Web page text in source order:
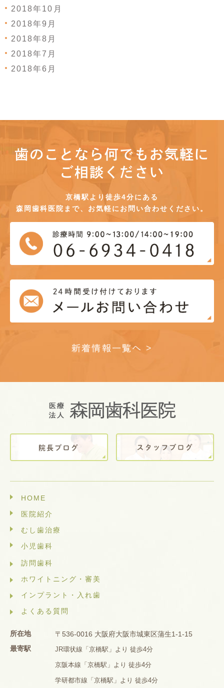
2018年10月
2018年9月
2018年8月
2018年7月
2018年6月
歯のことなら何でもお気軽に
ご相談ください
京橋駅より徒歩4分にある
森岡歯科医院まで、お気軽にお問い合わせください。
新着情報一覧へ >
HOME
医院紹介
むし歯治療
小児歯科
訪問歯科
ホワイトニング・審美
インプラント・入れ歯
よくある質問
所在地
〒536-0016 大阪府大阪市城東区蒲生1-1-15
最寄駅
JR環状線「京橋駅」より 徒歩4分
京阪本線「京橋駅」より 徒歩4分
学研都市線「京橋駅」より 徒歩4分